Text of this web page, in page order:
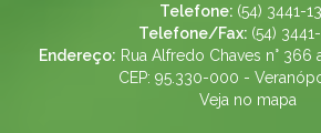
Telefone: (54) 3441-
Telefone/Fax: (54)
Endereço: Rua Alfredo Chaves n°
CEP: 95.330-000 -
Veja no mapa